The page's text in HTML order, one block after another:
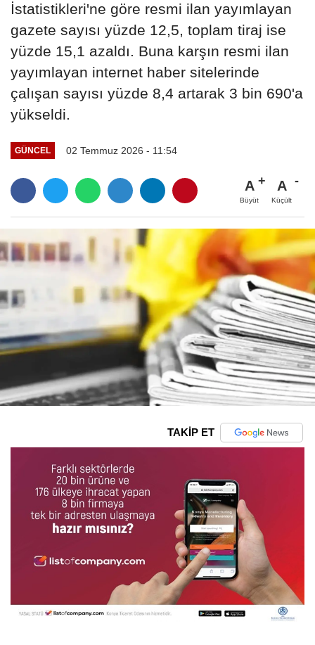
İstatistikleri'ne göre resmi ilan yayımlayan
gazete sayısı yüzde 12,5, toplam tiraj ise
yüzde 15,1 azaldı. Buna karşın resmi ilan
yayımlayan internet haber sitelerinde
çalışan sayısı yüzde 8,4 artarak 3 bin 690'a
yükseldi.
GÜNCEL 02 Temmuz 2026 - 11:54
A
Büyüt
A
Küçült
TAKİP ET